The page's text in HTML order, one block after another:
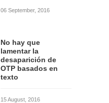
06 September, 2016
No hay que
lamentar la
desaparición de
OTP basados en
texto
15 August, 2016